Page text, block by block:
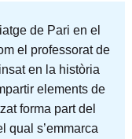
de Pari en el
el professorat de
en la història
elements de
forma part del
qual s’emmarca